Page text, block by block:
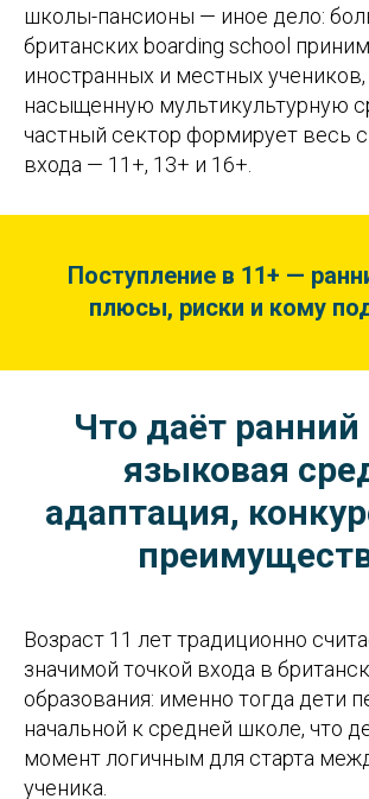
школы-пансионы — иное дело:
британских boarding school
иностранных и местных учеников,
насыщенную мультикультурную
частный сектор формирует весь
входа — 11+, 13+ и 16+.
Поступление в 11+ —
плюсы, риски и кому
Что даёт ранний
языковая
адаптация,
Возраст 11 лет традиционно
значимой точкой входа в
образования: именно тогда дети
начальной к средней школе, что
момент логичным для старта
ученика.